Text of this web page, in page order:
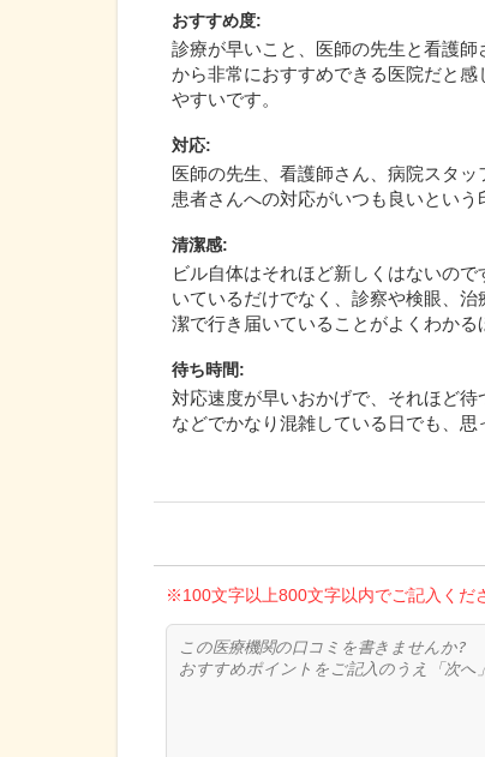
おすすめ度:
診療が早いこと、医師の先生と看護
から非常におすすめできる医院だと
やすいです。
対応:
医師の先生、看護師さん、病院スタ
患者さんへの対応がいつも良いという
清潔感:
ビル自体はそれほど新しくはないの
いているだけでなく、診察や検眼、
潔で行き届いていることがよくわかる
待ち時間:
対応速度が早いおかげで、それほど
などでかなり混雑している日でも、思
※100文字以上800文字以内でご記入くだ